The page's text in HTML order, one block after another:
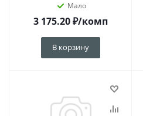
Мало
3 175.20₽/комп
В корзину